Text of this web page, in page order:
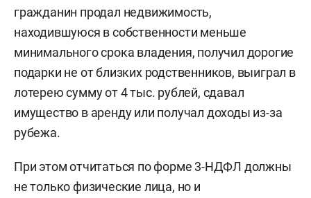
гражданин продал недвижимость,
находившуюся в собственности меньше
минимального срока владения, получил дорогие
подарки не от близких родственников, выиграл в
лотерею сумму от 4 тыс. рублей, сдавал
имущество в аренду или получал доходы из-за
рубежа.
При этом отчитаться по форме 3-НДФЛ должны
не только физические лица, но и